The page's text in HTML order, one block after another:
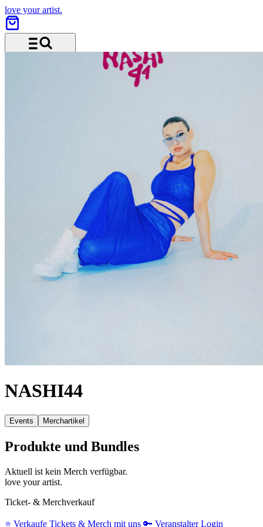
love your artist.
NASHI44
Events Merchartikel
Produkte und Bundles
Aktuell ist kein Merch verfügbar.
love your artist.
Ticket- & Merchverkauf
⭐️ Verkaufe Tickets & Merch mit uns 🔑 Veranstalter Login